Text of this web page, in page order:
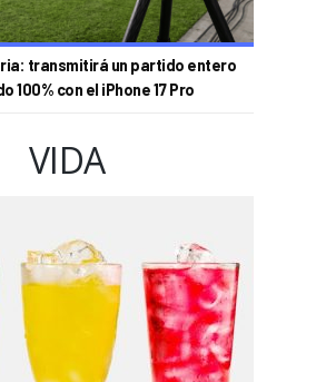
transmitirá un partido entero
100% con el iPhone 17 Pro
VIDA